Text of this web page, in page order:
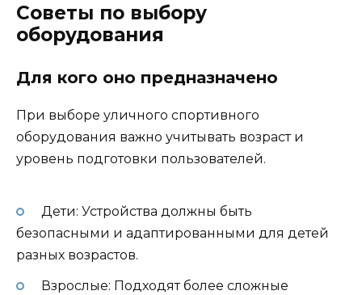
Советы по выбору
оборудования
Для кого оно предназначено
При выборе уличного спортивного
оборудования важно учитывать возраст и
уровень подготовки пользователей.
Дети: Устройства должны быть
безопасными и адаптированными для детей
разных возрастов.
Взрослые: Подходят более сложные